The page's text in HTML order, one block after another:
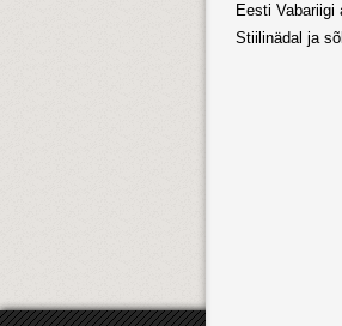
Eesti Vabariigi
Stiilinädal ja